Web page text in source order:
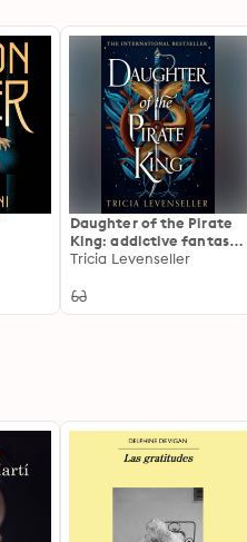
Daughter of the Pirate
King: addictive fantasy
romance on the high
author and TikTok
Tricia Levenseller